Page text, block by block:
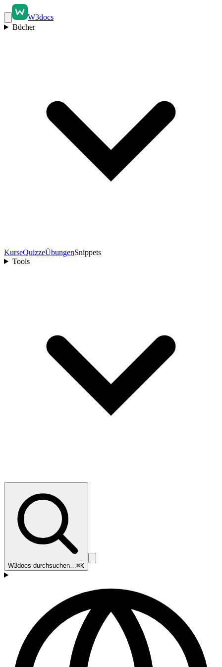
W3docs
Bücher
KurseQuizzeÜbungenSnippets
Tools
W3docs durchsuchen…⌘K